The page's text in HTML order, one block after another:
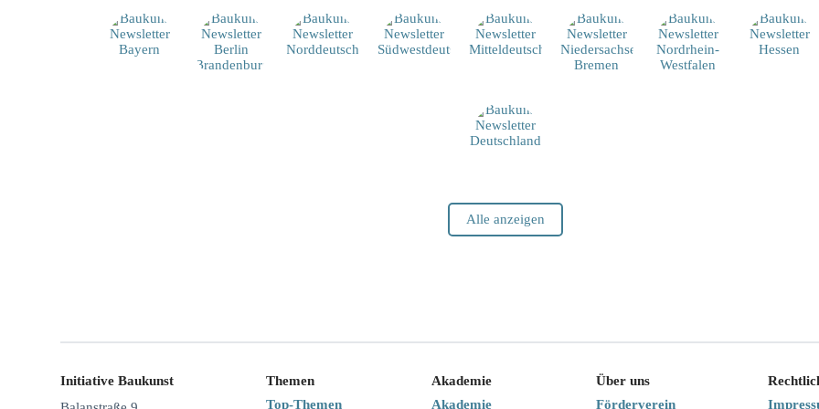
Alle anzeigen
Initiative Baukunst
Themen
Top-Themen
Akademie
Akademie
Über uns
Förderverein